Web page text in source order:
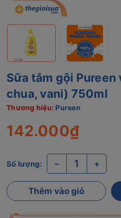
Sữa tắm gội Pureen
chua, vani) 750ml
Thương hiệu: Pureen
142.000₫
Số lượng: – +
Thêm vào giỏ